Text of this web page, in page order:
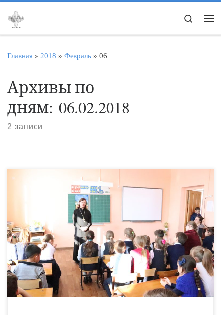
Перейти к содержимому
Search
Главная » 2018 » Февраль » 06
Архивы по
дням: 06.02.2018
2 записи
Современная концепция школьного образования ставит
задачу духовно-нравственного воспитания обучающихся. С
этой целью в общеобразовательных учреждениях введено
преподавание курса «Основы православной культуры».
Ребята не только изучают теорию, но проводят внеклассные
мероприятия по духовной тематике. Совсем недавно
завершился школьный Рождественский фестиваль
«Вифлеемская звезда». Для подведения итогов праздника в
школу пригласили благочинного Жердевского
благочиннического округа настоятеля Жердевского […]